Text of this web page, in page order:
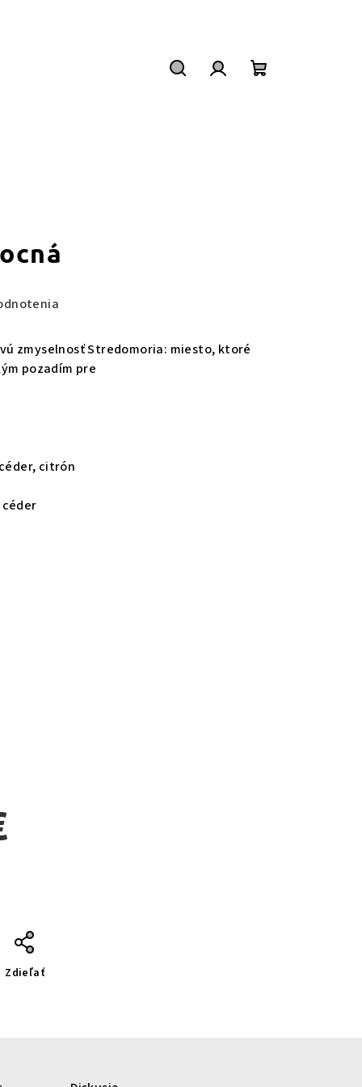
zmyselnosť Stredomoria: miesto, ktoré
pozadím pre
citrón
Zdieľať